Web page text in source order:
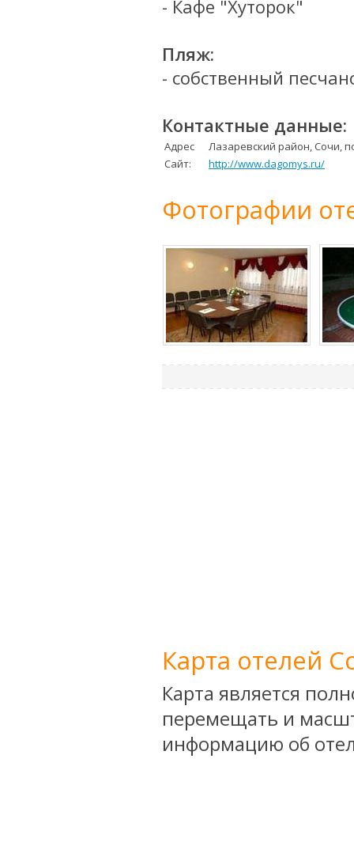
- Кафе "Хуторок"
Пляж:
- собственный
Контактные данные:
Адрес
Лазаревский район, Сочи,
Сайт:
http://www.dagomys.ru/
Фотографии
Карта отелей
Карта является
перемещать и
информацию об